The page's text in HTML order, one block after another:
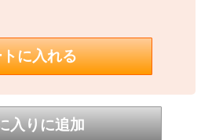
ボレーションや、新しいスタイル、カ
とで、ファッション・カルチャーの領
。
じめ、多彩なシルエットのヘッドウ
アクセサリーまで多彩なラインナップ